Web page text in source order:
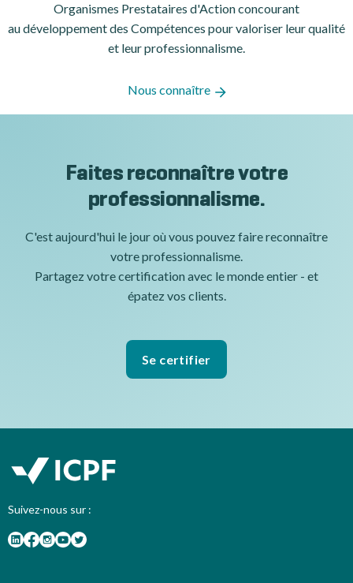
Organismes Prestataires d'Action concourant
au développement des Compétences pour valoriser leur qualité
et leur professionnalisme.
Nous connaître
Faites reconnaître votre
professionnalisme.
C'est aujourd'hui le jour où vous pouvez faire reconnaître
votre professionnalisme.
Partagez votre certification avec le monde entier - et
épatez vos clients.
Se certifier
Suivez-nous sur :